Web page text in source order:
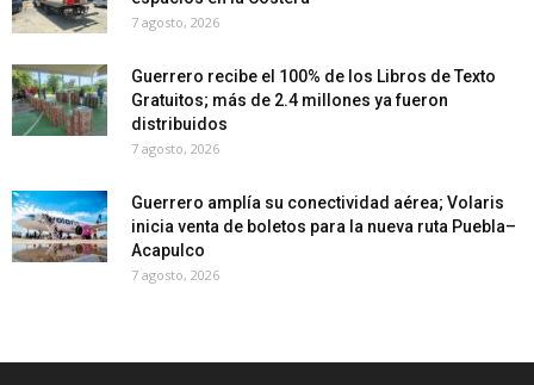
7 agosto, 2026
Guerrero recibe el 100% de los Libros de Texto
Gratuitos; más de 2.4 millones ya fueron
distribuidos
7 agosto, 2026
Guerrero amplía su conectividad aérea; Volaris
inicia venta de boletos para la nueva ruta Puebla–
Acapulco
7 agosto, 2026